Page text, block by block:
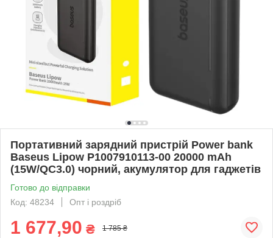
Портативний зарядний пристрій Power bank
Baseus Lipow P1007910113-00 20000 mAh
(15W/QC3.0) чорний, акумулятор для гаджетів
Готово до відправки
Код: 48234
Опт і роздріб
1 677,90 ₴ 1 785 ₴